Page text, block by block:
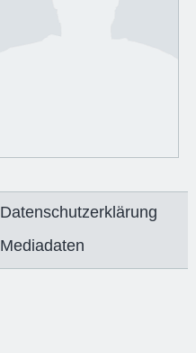
Datenschutzerklärung
Mediadaten